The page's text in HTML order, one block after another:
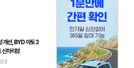
개선, BYD 아토 3
신차리뷰